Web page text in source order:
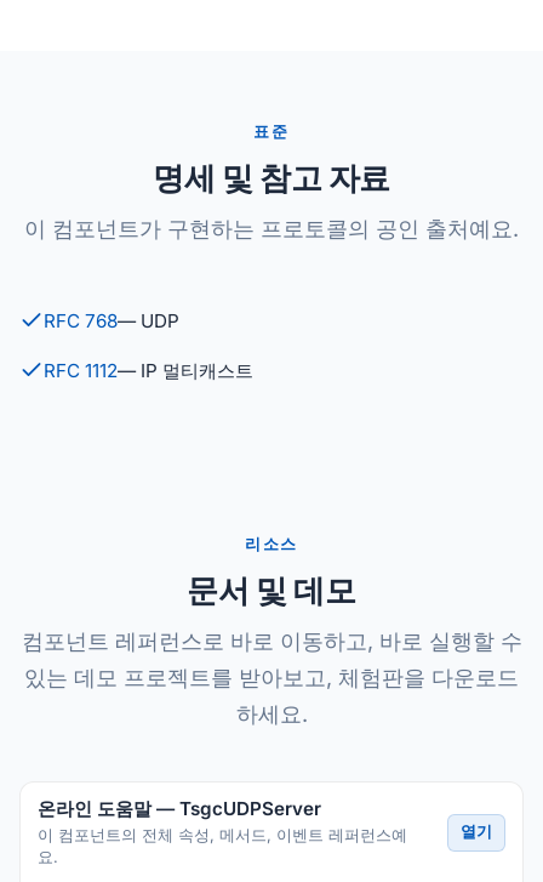
표준
명세 및 참고 자료
이 컴포넌트가 구현하는 프로토콜의 공인 출처예요.
RFC 768— UDP
RFC 1112— IP 멀티캐스트
리소스
문서 및 데모
컴포넌트 레퍼런스로 바로 이동하고, 바로 실행할 수
있는 데모 프로젝트를 받아보고, 체험판을 다운로드
하세요.
온라인 도움말 — TsgcUDPServer
이 컴포넌트의 전체 속성, 메서드, 이벤트 레퍼런스예
요.
열기